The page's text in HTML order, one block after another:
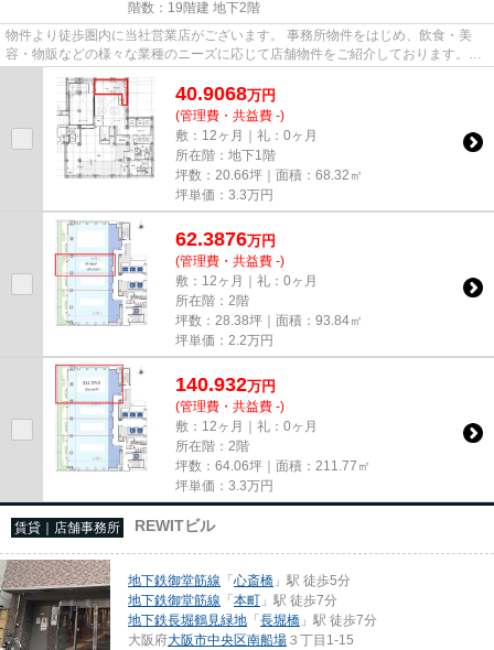
階数：19階建 地下2階
物件より徒歩圏内に当社営業店がございます。 事務所物件をはじめ、飲食・美
容・物販などの様々な業種のニーズに応じて店舗物件をご紹介しております。
尚、弊社ではおとり広告は一切...
40.9068万円
(管理費・共益費 -)
敷：12ヶ月｜礼：0ヶ月
所在階：地下1階
坪数：20.66坪｜面積：68.32㎡
坪単価： 3.3万円
62.3876万円
(管理費・共益費 -)
敷：12ヶ月｜礼：0ヶ月
所在階：2階
坪数：28.38坪｜面積：93.84㎡
坪単価： 2.2万円
140.932万円
(管理費・共益費 -)
敷：12ヶ月｜礼：0ヶ月
所在階：2階
坪数：64.06坪｜面積：211.77㎡
坪単価： 3.3万円
賃貸｜店舗事務所 REWITビル
地下鉄御堂筋線 「心斎橋 」駅 徒歩5分
地下鉄御堂筋線 「本町 」駅 徒歩7分
地下鉄長堀鶴見緑地 「長堀橋 」駅 徒歩7分
大阪府大阪市中央区南船場 ３丁目1-15